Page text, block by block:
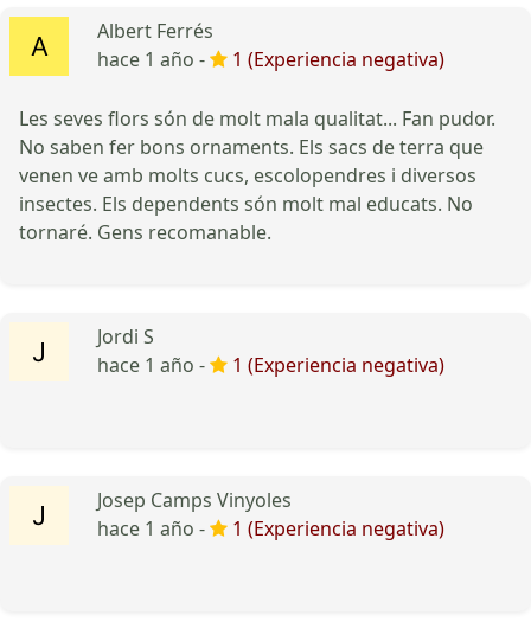
Albert Ferrés
hace 1 año -
1 (Experiencia negativa)
Les seves flors són de molt mala qualitat... Fan pudor.
No saben fer bons ornaments. Els sacs de terra que
venen ve amb molts cucs, escolopendres i diversos
insectes. Els dependents són molt mal educats. No
tornaré. Gens recomanable.
Jordi S
hace 1 año -
1 (Experiencia negativa)
Josep Camps Vinyoles
hace 1 año -
1 (Experiencia negativa)